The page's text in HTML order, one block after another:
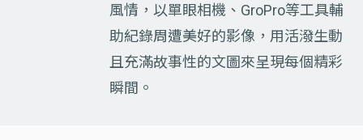
風情，以單眼相機、GroPro等工具輔
助紀錄周遭美好的影像，用活潑生動
且充滿故事性的文圖來呈現每個精彩
瞬間。